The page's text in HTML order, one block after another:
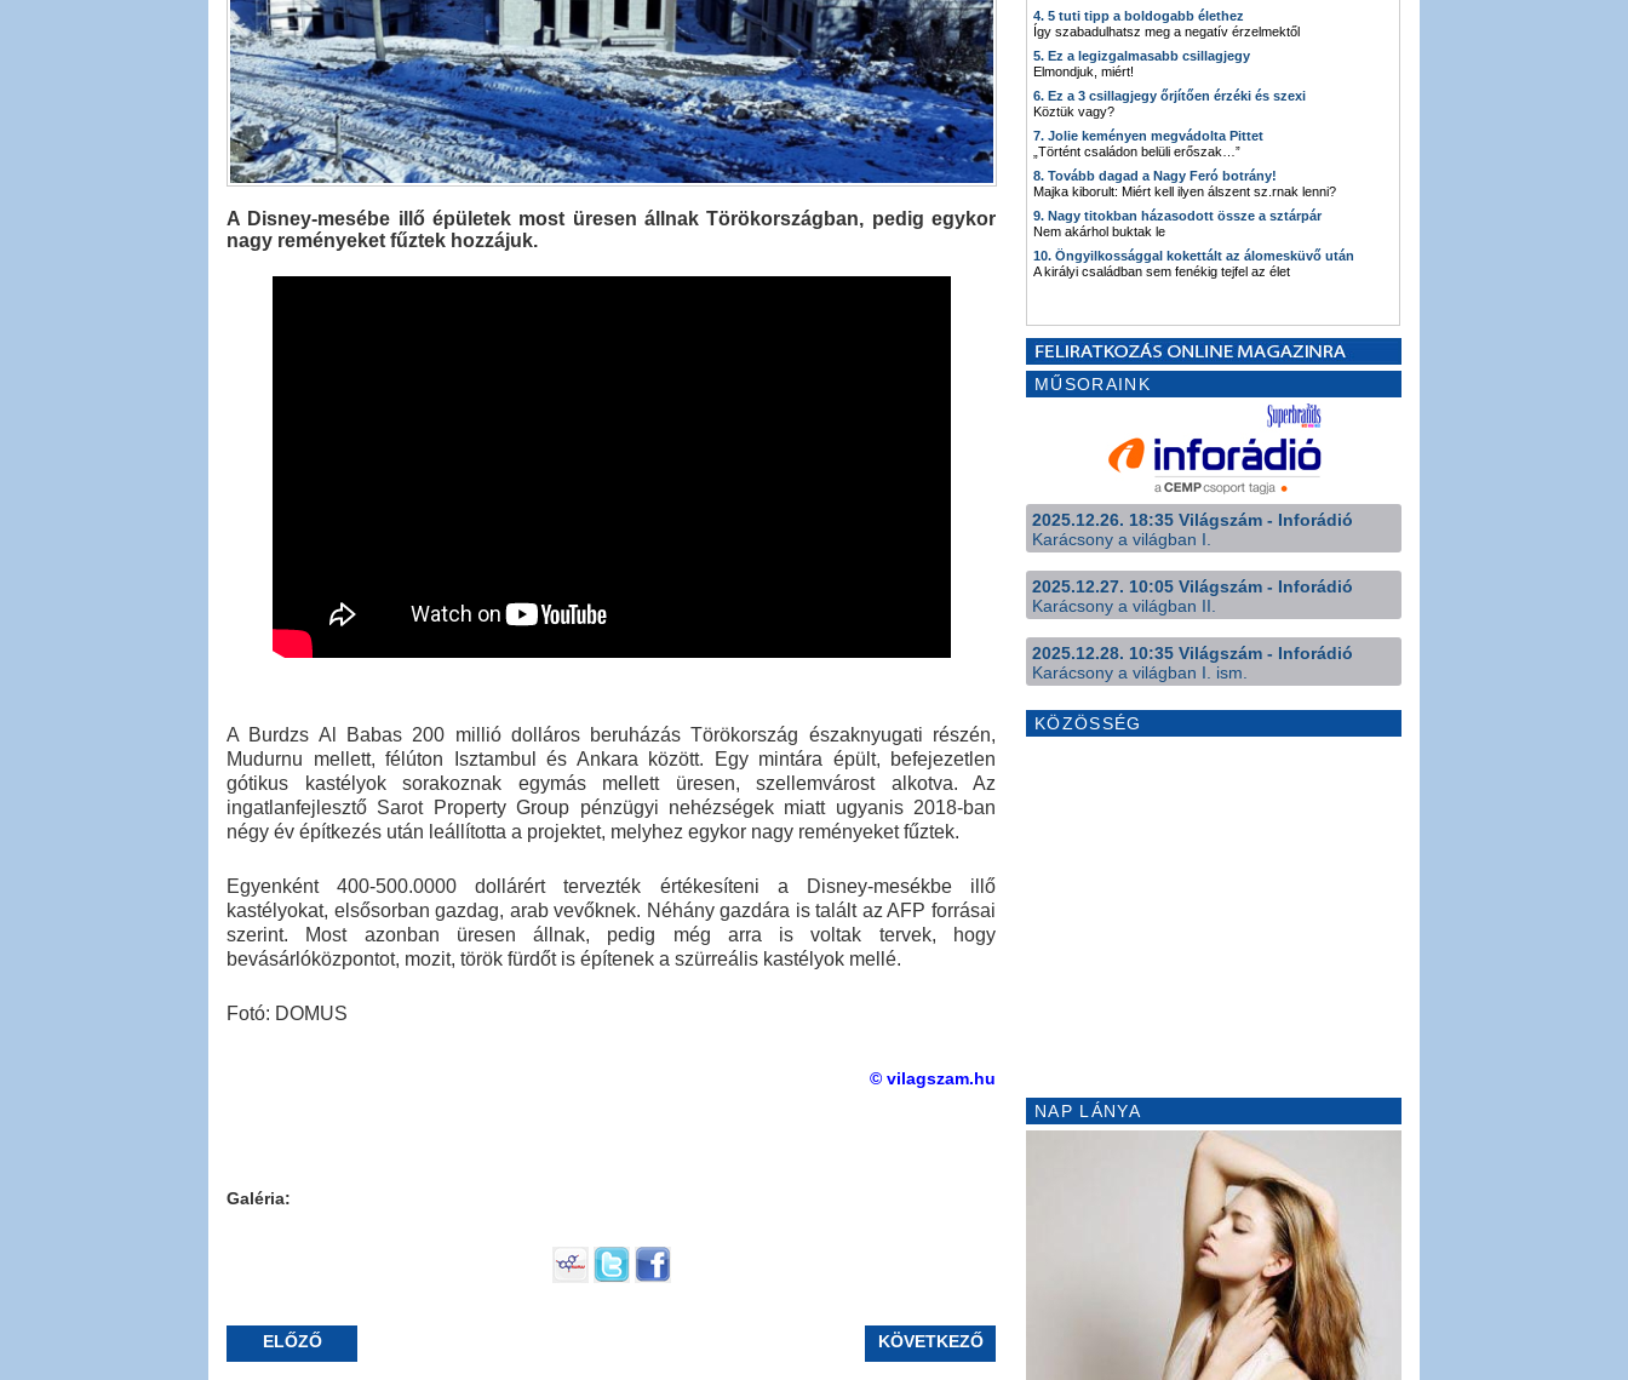
A Disney-mesébe illő épületek most üresen állnak Törökországban, pedig egykor
nagy reményeket fűztek hozzájuk.
A Burdzs Al Babas 200 millió dolláros beruházás Törökország északnyugati részén,
Mudurnu mellett, félúton Isztambul és Ankara között. Egy mintára épült, befejezetlen
gótikus kastélyok sorakoznak egymás mellett üresen, szellemvárost alkotva. Az
ingatlanfejlesztő Sarot Property Group pénzügyi nehézségek miatt ugyanis 2018-ban
négy év építkezés után leállította a projektet, melyhez egykor nagy reményeket fűztek.
Egyenként 400-500.0000 dollárért tervezték értékesíteni a Disney-mesékbe illő
kastélyokat, elsősorban gazdag, arab vevőknek. Néhány gazdára is talált az AFP forrásai
szerint. Most azonban üresen állnak, pedig még arra is voltak tervek, hogy
bevásárlóközpontot, mozit, török fürdőt is építenek a szürreális kastélyok mellé.
Fotó: DOMUS
© vilagszam.hu
Galéria:
ELŐZŐ KÖVETKEZŐ
4. 5 tuti tipp a boldogabb élethez
Így szabadulhatsz meg a negatív érzelmektől
5. Ez a legizgalmasabb csillagjegy
Elmondjuk, miért!
6. Ez a 3 csillagjegy őrjítően érzéki és szexi
Köztük vagy?
7. Jolie keményen megvádolta Pittet
„Történt családon belüli erőszak…”
8. Tovább dagad a Nagy Feró botrány!
Majka kiborult: Miért kell ilyen álszent sz.rnak lenni?
9. Nagy titokban házasodott össze a sztárpár
Nem akárhol buktak le
10. Öngyilkossággal kokettált az álomesküvő után
A királyi családban sem fenékig tejfel az élet
MŰSORAINK
2025.12.26. 18:35 Világszám - Inforádió
Karácsony a világban I.
2025.12.27. 10:05 Világszám - Inforádió
Karácsony a világban II.
2025.12.28. 10:35 Világszám - Inforádió
Karácsony a világban I. ism.
KÖZÖSSÉG
NAP LÁNYA